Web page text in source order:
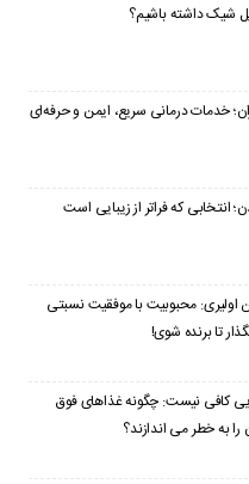
شیک داشته باشیم؟
خدمات درمانی سریع، ایمن و حرفه‌ای
انتخابی که فراتر از زیبایی است
اولیری: محبوبیت با موفقیت نسبتی
تا برنده شوی!
کافی نیست: چگونه غذاهای فوق
به خطر می اندازند؟